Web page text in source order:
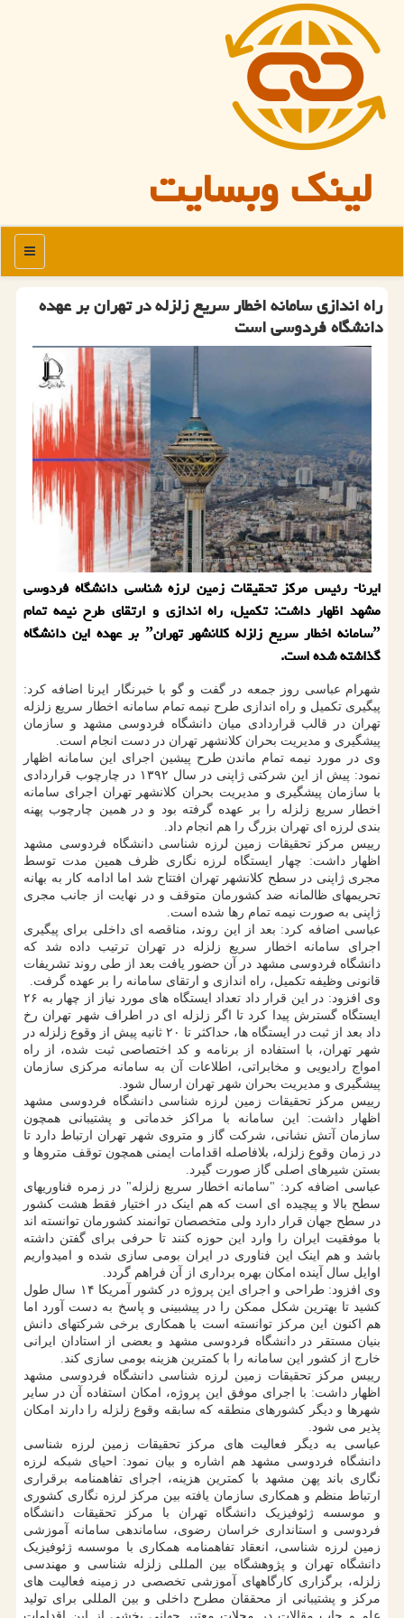
لینک وبسایت
منو
راه اندازی سامانه اخطار سریع زلزله در تهران بر عهده
دانشگاه فردوسی است
ایرنا- رئیس مرکز تحقیقات زمین لرزه شناسی دانشگاه فردوسی
مشهد اظهار داشت: تکمیل، راه اندازی و ارتقای طرح نیمه تمام
ˮسامانه اخطار سریع زلزله کلانشهر تهرانˮ بر عهده این دانشگاه
گذاشته شده است.
شهرام عباسی روز جمعه در گفت و گو با خبرنگار ایرنا اضافه کرد:
پیگیری تکمیل و راه اندازی طرح نیمه تمام سامانه اخطار سریع زلزله
تهران در قالب قراردادی میان دانشگاه فردوسی مشهد و سازمان
پیشگیری و مدیریت بحران کلانشهر تهران در دست انجام است.
وی در مورد نیمه تمام ماندن طرح پیشین اجرای این سامانه اظهار
نمود: پیش از این شرکتی ژاپنی در سال ۱۳۹۲ در چارچوب قراردادی
با سازمان پیشگیری و مدیریت بحران کلانشهر تهران اجرای سامانه
اخطار سریع زلزله را بر عهده گرفته بود و در همین چارچوب پهنه
بندی لرزه ای تهران بزرگ را هم انجام داد.
رییس مرکز تحقیقات زمین لرزه شناسی دانشگاه فردوسی مشهد
اظهار داشت: چهار ایستگاه لرزه نگاری ظرف همین مدت توسط
مجری ژاپنی در سطح کلانشهر تهران افتتاح شد اما ادامه کار به بهانه
تحریمهای ظالمانه ضد کشورمان متوقف و در نهایت از جانب مجری
ژاپنی به صورت نیمه تمام رها شده است.
عباسی اضافه کرد: بعد از این روند، مناقصه ای داخلی برای پیگیری
اجرای سامانه اخطار سریع زلزله در تهران ترتیب داده شد که
دانشگاه فردوسی مشهد در آن حضور یافت بعد از طی روند تشریفات
قانونی وظیفه تکمیل، راه اندازی و ارتقای سامانه را بر عهده گرفت.
وی افزود: در این قرار داد تعداد ایستگاه های مورد نیاز از چهار به ۲۶
ایستگاه گسترش پیدا کرد تا اگر زلزله ای در اطراف شهر تهران رخ
داد بعد از ثبت در ایستگاه ها، حداکثر تا ۲۰ ثانیه پیش از وقوع زلزله در
شهر تهران، با استفاده از برنامه و کد اختصاصی ثبت شده، از راه
امواج رادیویی و مخابراتی، اطلاعات آن به سامانه مرکزی سازمان
پیشگیری و مدیریت بحران شهر تهران ارسال شود.
رییس مرکز تحقیقات زمین لرزه شناسی دانشگاه فردوسی مشهد
اظهار داشت: این سامانه با مراکز خدماتی و پشتیبانی همچون
سازمان آتش نشانی، شرکت گاز و متروی شهر تهران ارتباط دارد تا
در زمان وقوع زلزله، بلافاصله اقدامات ایمنی همچون توقف متروها و
بستن شیرهای اصلی گاز صورت گیرد.
عباسی اضافه کرد: "سامانه اخطار سریع زلزله" در زمره فناوریهای
سطح بالا و پیچیده ای است که هم اینک در اختیار فقط هشت کشور
در سطح جهان قرار دارد ولی متخصصان توانمند کشورمان توانسته اند
با موفقیت ایران را وارد این حوزه کنند تا حرفی برای گفتن داشته
باشد و هم اینک این فناوری در ایران بومی سازی شده و امیدواریم
اوایل سال آینده امکان بهره برداری از آن فراهم گردد.
وی افزود: طراحی و اجرای این پروژه در کشور آمریکا ۱۴ سال طول
کشید تا بهترین شکل ممکن را در پیشبینی و پاسخ به دست آورد اما
هم اکنون این مرکز توانسته است با همکاری برخی شرکتهای دانش
بنیان مستقر در دانشگاه فردوسی مشهد و بعضی از استادان ایرانی
خارج از کشور این سامانه را با کمترین هزینه بومی سازی کند.
رییس مرکز تحقیقات زمین لرزه شناسی دانشگاه فردوسی مشهد
اظهار داشت: با اجرای موفق این پروژه، امکان استفاده آن در سایر
شهرها و دیگر کشورهای منطقه که سابقه وقوع زلزله را دارند امکان
پذیر می شود.
عباسی به دیگر فعالیت های مرکز تحقیقات زمین لرزه شناسی
دانشگاه فردوسی مشهد هم اشاره و بیان نمود: احیای شبکه لرزه
نگاری باند پهن مشهد با کمترین هزینه، اجرای تفاهمنامه برقراری
ارتباط منظم و همکاری سازمان یافته بین مرکز لرزه نگاری کشوری
و موسسه ژئوفیزیک دانشگاه تهران با مرکز تحقیقات دانشگاه
فردوسی و استانداری خراسان رضوی، ساماندهی سامانه آموزشی
زمین لرزه شناسی، انعقاد تفاهمنامه همکاری با موسسه ژئوفیزیک
دانشگاه تهران و پژوهشگاه بین المللی زلزله شناسی و مهندسی
زلزله، برگزاری کارگاههای آموزشی تخصصی در زمینه فعالیت های
مرکز و پشتیبانی از محققان مطرح داخلی و بین المللی برای تولید
علم و چاپ مقالات در مجلات معتبر جهانی بخشی از این اقدامات